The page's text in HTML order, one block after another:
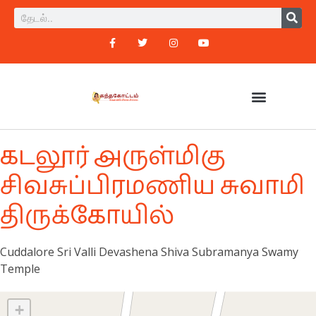
கடலூர் அருள்மிகு
சிவசுப்பிரமணிய சுவாமி
திருக்கோயில்
Cuddalore Sri Valli Devashena Shiva Subramanya Swamy
Temple
+